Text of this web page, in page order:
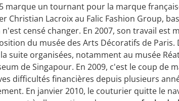
marque un tournant pour la marque
Christian Lacroix au Falic Fashion Group,
n'est censé changer. En 2007, son travail est
du musée des Arts Décoratifs de
suite organisées, notamment au musée
de Singapour. En 2009, c'est le coup de
difficultés financières depuis plusieurs
En janvier 2010, le couturier quitte le